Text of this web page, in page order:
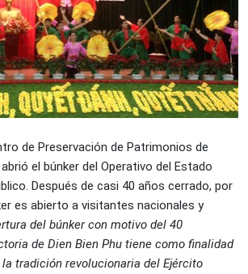
de Preservación de Patrimonios de
el búnker del Operativo del Estado
Después de casi 40 años cerrado, por
es abierto a visitantes nacionales y
del búnker con motivo del 40
de Dien Bien Phu tiene como finalidad
tradición revolucionaria del Ejército